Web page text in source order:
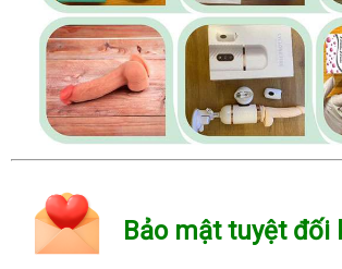
Bảo mật tuyệt đối